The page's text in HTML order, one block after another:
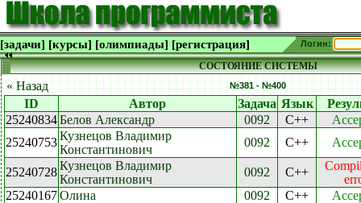
[задачи] [курсы] [олимпиады] [регистрация] Логин:
СОСТОЯНИЕ СИСТЕМЫ
« Назад №381 - №400
ID Автор Задача Язык
25240834Белов Александр 0092 C++
25240753Кузнецов Владимир
Константинович
0092 C++
25240728Кузнецов Владимир
Константинович
0092 C++
25240167Олина 0092 C++